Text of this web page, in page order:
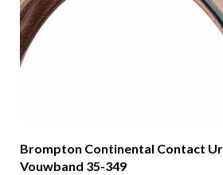
Brompton Continental Contact
Vouwband 35-349